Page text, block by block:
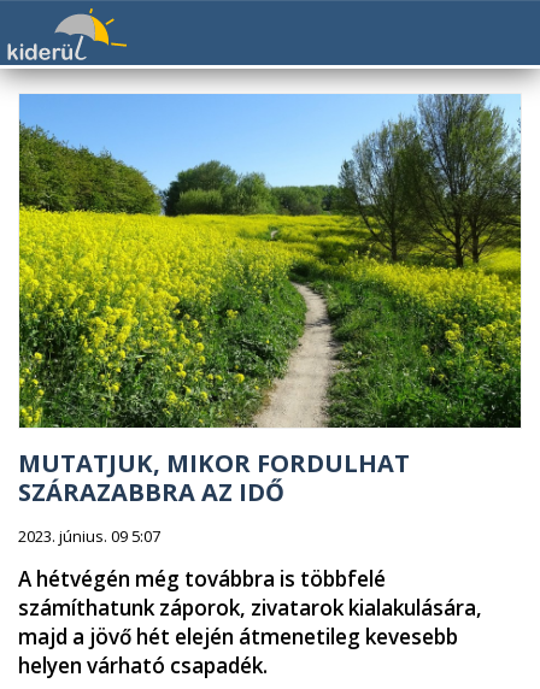
MUTATJUK, MIKOR FORDULHAT
SZÁRAZABBRA AZ IDŐ
2023. június. 09 5:07
A hétvégén még továbbra is többfelé
számíthatunk záporok, zivatarok kialakulására,
majd a jövő hét elején átmenetileg kevesebb
helyen várható csapadék.